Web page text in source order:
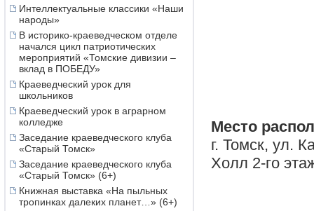
Интеллектуальные классики «Наши
народы»
В историко-краеведческом отделе
начался цикл патриотических
мероприятий «Томские дивизии –
вклад в ПОБЕДУ»
Краеведческий урок для
школьников
Краеведческий урок в аграрном
колледже
Заседание краеведческого клуба
«Старый Томск»
Заседание краеведческого клуба
«Старый Томск» (6+)
Книжная выставка «На пыльных
тропинках далеких планет…» (6+)
Место
г. Томск, ул.
Холл 2-го